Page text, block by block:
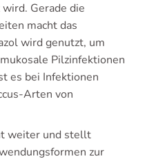
Gerade die
macht das
wird genutzt, um
Pilzinfektionen
es bei Infektionen
Arten von
weiter und stellt
zur